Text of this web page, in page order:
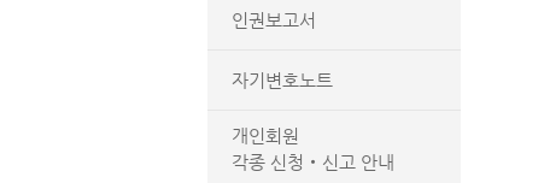
인권보고서
자기변호노트
개인회원
각종 신청‧신고 안내